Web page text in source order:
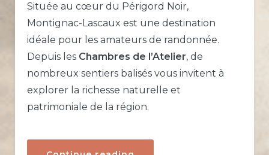
Située au cœur du Périgord Noir,
Montignac-Lascaux est une destination
idéale pour les amateurs de randonnée.
Depuis les Chambres de l’Atelier, de
nombreux sentiers balisés vous invitent à
explorer la richesse naturelle et
patrimoniale de la région.